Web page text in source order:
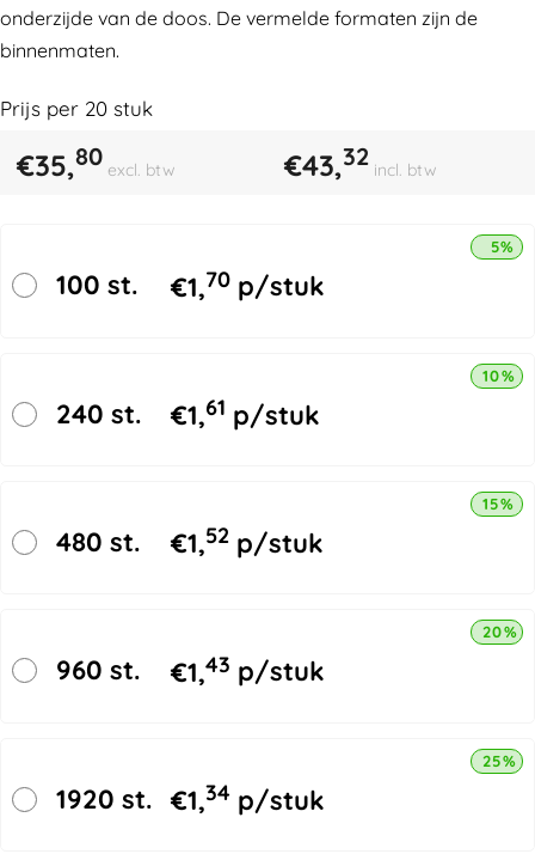
onderzijde van de doos. De vermelde formaten zijn de
binnenmaten.
Prijs per 20 stuk
€35,80 excl. btw €43,32 incl. btw
100 st. €1,70 p/stuk
5%
240 st. €1,61 p/stuk
10%
480 st. €1,52 p/stuk
15%
960 st. €1,43 p/stuk
20%
1920 st. €1,34 p/stuk
25%